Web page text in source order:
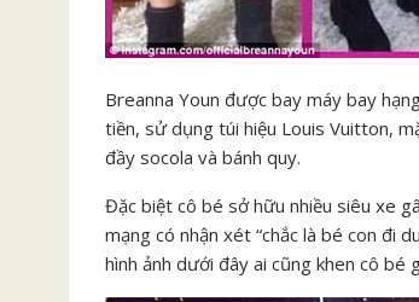
Breanna Youn được bay máy bay
tiền, sử dụng túi hiệu Louis Vuitton,
đầy socola và bánh quy.
Đặc biệt cô bé sở hữu nhiều siêu xe
mạng có nhận xét “chắc là bé con đi
hình ảnh dưới đây ai cũng khen cô bé